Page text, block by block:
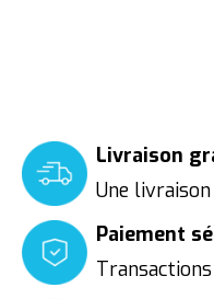
Livraison
Une
Paiement